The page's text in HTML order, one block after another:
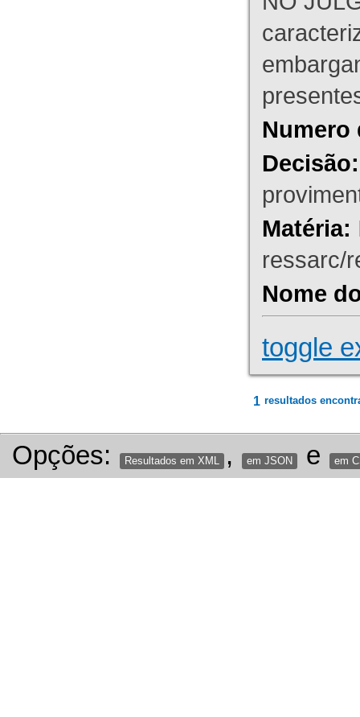
Numero
Decisão:
Matéria:
ressarc/
Nome
toggle
1 resultados
Opções: Resultados em XML , em JSON e em